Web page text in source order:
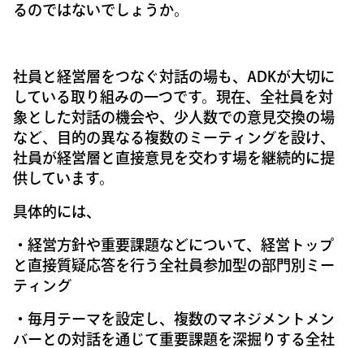
るのではないでしょうか。
社員と経営層をつなぐ対話の場も、ADKが大切に
している取り組みの一つです。現在、全社員を対
象とした対話の機会や、少人数での意見交換の場
など、目的の異なる複数のミーティングを設け、
社員が経営層と直接意見を交わす場を継続的に提
供しています。
具体的には、
・経営方針や重要課題などについて、経営トップ
と直接質疑応答を行う全社員参加型の部門別ミー
ティング
・毎月テーマを設定し、複数のマネジメントメン
バーとの対話を通じて重要課題を深掘りする全社